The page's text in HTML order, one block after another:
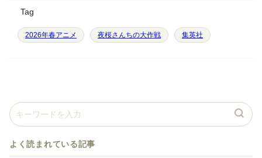
Tag
2026年春アニメ 夜桜さんちの大作戦 集英社
よく読まれている記事